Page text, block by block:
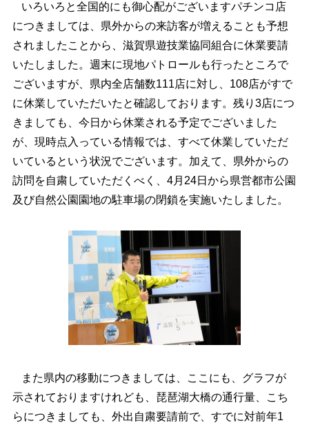
いろいろと全国的にも御心配がございますパチンコ店
につきましては、県外からの来訪客が増えることも予想
されましたことから、滋賀県遊技業協同組合に休業要請
いたしました。週末に現地パトロールも行ったところで
ございますが、県内全店舗数111店に対し、108店がすで
に休業していただいたと確認しております。残り3店につ
きましても、今日から休業される予定でございました
が、現時点入っている情報では、すべて休業していただ
いているという状況でございます。加えて、県外からの
訪問を自粛していただくべく、4月24日から県営都市公園
及び自然公園園地の駐車場の閉鎖を実施いたしました。
また県内の移動につきましては、ここにも、グラフが
示されておりますけれども、琵琶湖大橋の通行量、こち
らにつきましても、外出自粛要請前で、すでに対前年1